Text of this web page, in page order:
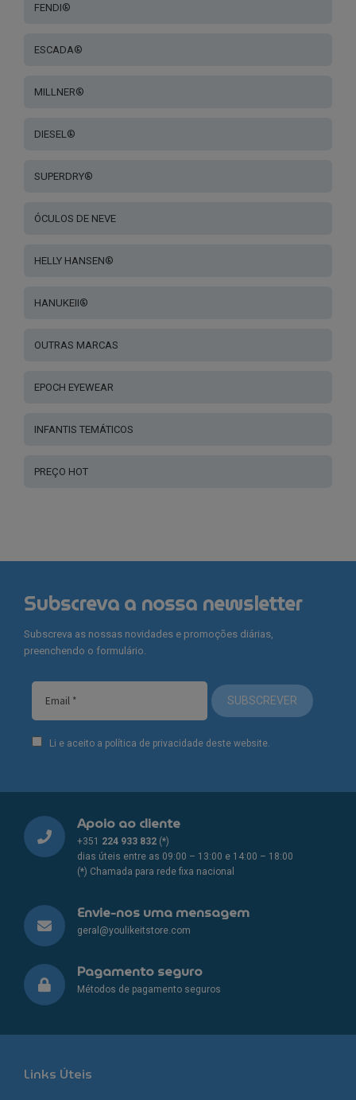
FENDI®
ESCADA®
MILLNER®
DIESEL®
SUPERDRY®
ÓCULOS DE NEVE
HELLY HANSEN®
HANUKEII®
OUTRAS MARCAS
EPOCH EYEWEAR
INFANTIS TEMÁTICOS
PREÇO HOT
Subscreva a nossa newsletter
Subscreva as nossas novidades e promoções diárias,
preenchendo o formulário.
SUBSCREVER
Li e aceito a política de privacidade deste website.
Apoio ao cliente
+351 224 933 832 (*)
dias úteis entre as 09:00 – 13:00 e 14:00 – 18:00
(*) Chamada para rede fixa nacional
Envie-nos uma mensagem
geral@youlikeitstore.com
Pagamento seguro
Métodos de pagamento seguros
Links Úteis